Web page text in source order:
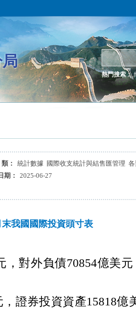
熱門搜索：
：
統計數據 國際收支統計與結售匯管理 各
期：
2025-06-27
我國國際投資頭寸表
，對外負債70854億美元
，證券投資資產15818億